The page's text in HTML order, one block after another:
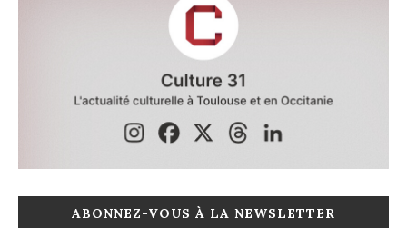
ABONNEZ-VOUS À LA NEWSLETTER